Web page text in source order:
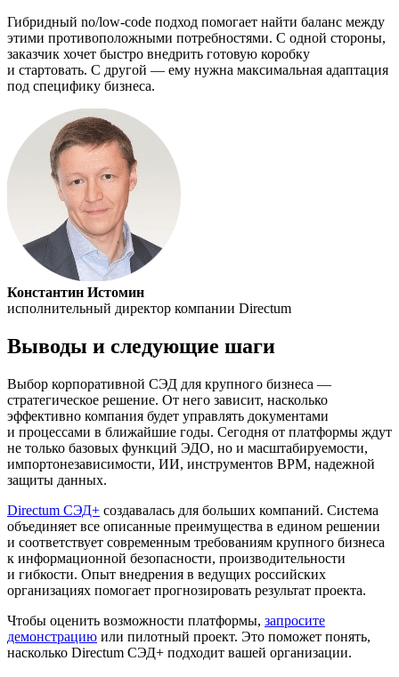
Гибридный no/low-code подход помогает найти баланс между
этими противоположными потребностями. С одной стороны,
заказчик хочет быстро внедрить готовую коробку
и стартовать. С другой — ему нужна максимальная адаптация
под специфику бизнеса.
Константин Истомин
исполнительный директор компании Directum
Выводы и следующие шаги
Выбор корпоративной СЭД для крупного бизнеса —
стратегическое решение. От него зависит, насколько
эффективно компания будет управлять документами
и процессами в ближайшие годы. Сегодня от платформы ждут
не только базовых функций ЭДО, но и масштабируемости,
импортонезависимости, ИИ, инструментов BPM, надежной
защиты данных.
Directum СЭД+ создавалась для больших компаний. Система
объединяет все описанные преимущества в едином решении
и соответствует современным требованиям крупного бизнеса
к информационной безопасности, производительности
и гибкости. Опыт внедрения в ведущих российских
организациях помогает прогнозировать результат проекта.
Чтобы оценить возможности платформы, запросите
демонстрацию или пилотный проект. Это поможет понять,
насколько Directum СЭД+ подходит вашей организации.